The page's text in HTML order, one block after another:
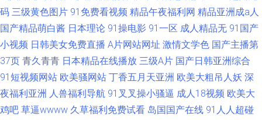
码 三级黄色图片 91免费看视频 精品午夜福利网 精品亚洲成a人
国产精品萌白酱 日本理论 91操电影 91一区 成人精品无 91国产
小视频 日韩美女免费直播 A片网站网址 激情文学色 国产主播第
37页 青久青青 日本精品在线播放 三级A片 国产日韩亚洲综合
91短视频网站 欧美骚网站 丁香五月天亚洲 欧美大粗吊人妖 深
夜福利亚洲 人兽福利导航 91叉叉操小骚逼 成人18视频 欧美大
鸡吧 草逼wwww 久草福利免费试看 岛国国产在线 91人人超碰